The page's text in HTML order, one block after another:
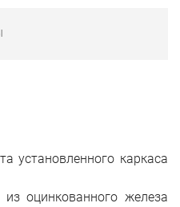
установленного каркаса
из оцинкованного железа